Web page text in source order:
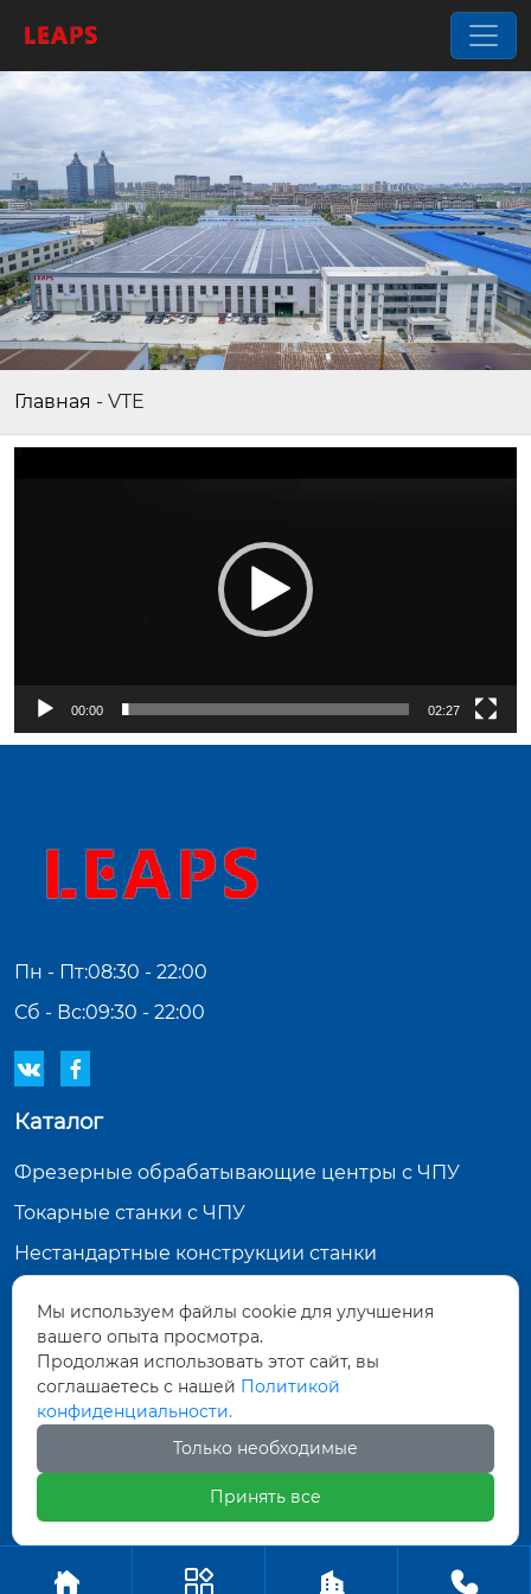
Главная - VTE
00:00 02:27
Пн - Пт:08:30 - 22:00
Сб - Вс:09:30 - 22:00
 
Каталог
Фрезерные обрабатывающие центры с ЧПУ
Токарные станки с ЧПУ
Нестандартные конструкции станки
центры с ЧПУ
Контактная информация
Здание Шуанчжуан, район Юань, город Луань,
провинция Аньхой
+86-13470855835
Производство Станков
   
Мы используем файлы cookie для улучшения
вашего опыта просмотра.
Продолжая использовать этот сайт, вы
соглашаетесь с нашей Политикой
конфиденциальности.
Только необходимые
Принять все